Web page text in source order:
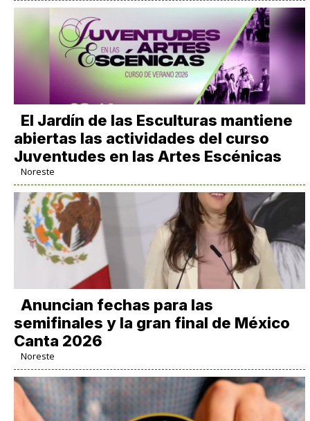
El Jardín de las Esculturas mantiene
abiertas las actividades del curso
Juventudes en las Artes Escénicas
Noreste
Anuncian fechas para las
semifinales y la gran final de México
Canta 2026
Noreste